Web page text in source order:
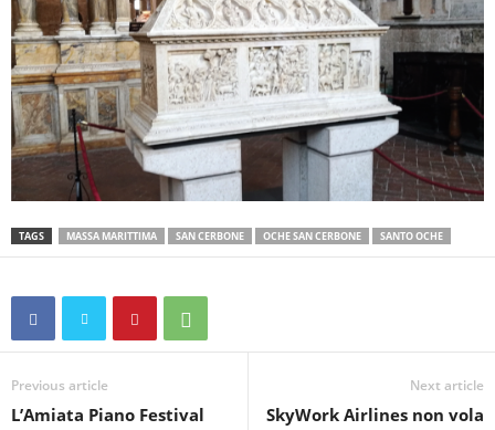
TAGS MASSA MARITTIMA SAN CERBONE OCHE SAN CERBONE SANTO OCHE
Previous article
L’Amiata Piano Festival
Next article
SkyWork Airlines non vola